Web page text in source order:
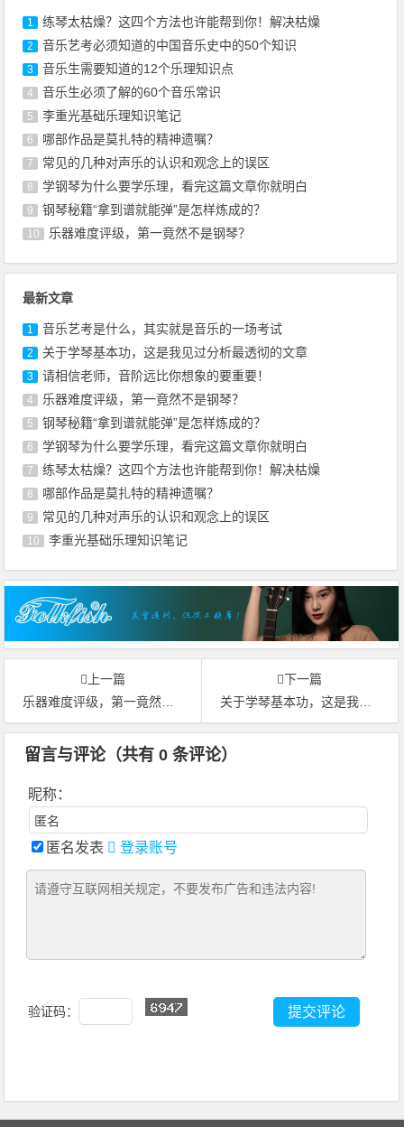
1 练琴太枯燥？这四个方法也许能帮到你！解决枯燥
2 音乐艺考必须知道的中国音乐史中的50个知识
3 音乐生需要知道的12个乐理知识点
4 音乐生必须了解的60个音乐常识
5 李重光基础乐理知识笔记
6 哪部作品是莫扎特的精神遗嘱？
7 常见的几种对声乐的认识和观念上的误区
8 学钢琴为什么要学乐理，看完这篇文章你就明白
9 钢琴秘籍“拿到谱就能弹”是怎样炼成的？
10 乐器难度评级，第一竟然不是钢琴？
最新文章
1 音乐艺考是什么，其实就是音乐的一场考试
2 关于学琴基本功，这是我见过分析最透彻的文章
3 请相信老师，音阶远比你想象的要重要！
4 乐器难度评级，第一竟然不是钢琴？
5 钢琴秘籍“拿到谱就能弹”是怎样炼成的？
6 学钢琴为什么要学乐理，看完这篇文章你就明白
7 练琴太枯燥？这四个方法也许能帮到你！解决枯燥
8 哪部作品是莫扎特的精神遗嘱？
9 常见的几种对声乐的认识和观念上的误区
10 李重光基础乐理知识笔记
上一篇
乐器难度评级，第一竟然不是钢琴？
下一篇
关于学琴基本功，这是我见过分析最透彻的文章
留言与评论（共有0 条评论）
昵称：
匿名发表 登录账号
验证码：